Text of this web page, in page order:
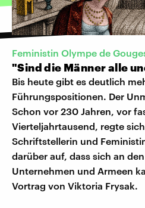
Feministin Olympe de
"Sind die Männer alle
Bis heute gibt es deutlich
Führungspositionen. Der
Schon vor 230 Jahren, vor
Vierteljahrtausend, regte
Schriftstellerin und
darüber auf, dass sich an
Unternehmen und Armeen
Vortrag von Viktoria Frysak.